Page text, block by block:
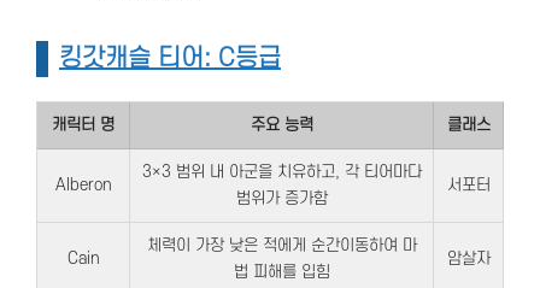
킹갓캐슬 티어: C등급
캐릭터 명 주요 능력 클래스
Alberon
3×3 범위 내 아군을 치유하고, 각 티어마다
범위가 증가함
서포터
Cain
체력이 가장 낮은 적에게 순간이동하여 마
법 피해를 입힘
암살자